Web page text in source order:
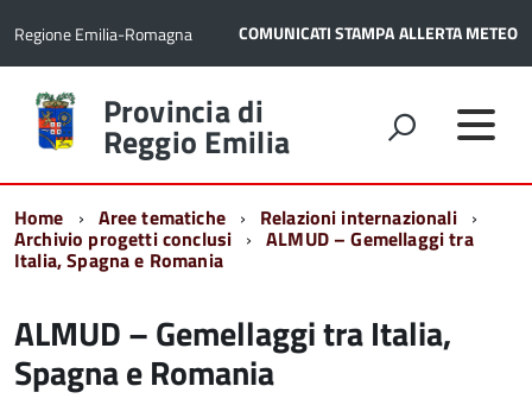
Regione Emilia-Romagna COMUNICATI STAMPAALLERTA METEO
Torna
alla
home
Provincia di
Reggio Emilia
Home Aree tematiche Relazioni internazionali
Archivio progetti conclusi ALMUD – Gemellaggi tra
Italia, Spagna e Romania
ALMUD – Gemellaggi tra Italia,
Spagna e Romania